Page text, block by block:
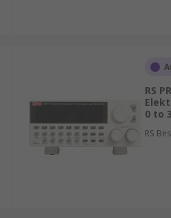
Wirkungsgrade wie
etc. und kalibrierte electronic
RS
0 to
RS